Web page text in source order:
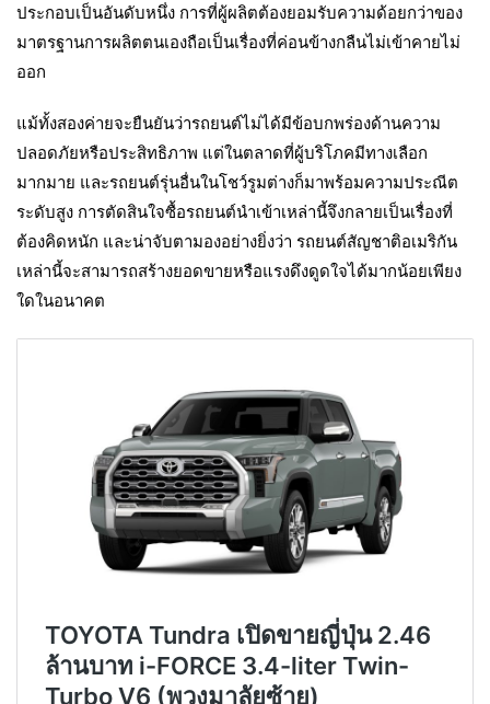
ประกอบเป็นอันดับหนึ่ง การที่ผู้ผลิตต้องยอมรับความด้อยกว่าของ
มาตรฐานการผลิตตนเองถือเป็นเรื่องที่ค่อนข้างกลืนไม่เข้าคายไม่
ออก
แม้ทั้งสองค่ายจะยืนยันว่ารถยนต์ไม่ได้มีข้อบกพร่องด้านความ
ปลอดภัยหรือประสิทธิภาพ แต่ในตลาดที่ผู้บริโภคมีทางเลือก
มากมาย และรถยนต์รุ่นอื่นในโชว์รูมต่างก็มาพร้อมความประณีต
ระดับสูง การตัดสินใจซื้อรถยนต์นำเข้าเหล่านี้จึงกลายเป็นเรื่องที่
ต้องคิดหนัก และน่าจับตามองอย่างยิ่งว่า รถยนต์สัญชาติอเมริกัน
เหล่านี้จะสามารถสร้างยอดขายหรือแรงดึงดูดใจได้มากน้อยเพียง
ใดในอนาคต